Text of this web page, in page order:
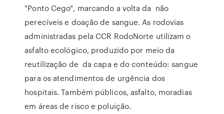
"Ponto Cego", marcando a volta da não
perecíveis e doação de sangue. As rodovias
administradas pela CCR RodoNorte utilizam o
asfalto ecológico, produzido por meio da
reutilização de da capa e do conteúdo: sangue
para os atendimentos de urgência dos
hospitais. Também públicos, asfalto, moradias
em áreas de risco e poluição.